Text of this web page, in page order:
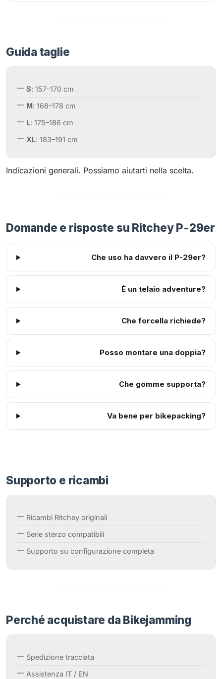
Guida taglie
S: 157–170 cm
M: 168–178 cm
L: 175–186 cm
XL: 183–191 cm
Indicazioni generali. Possiamo aiutarti nella scelta.
Domande e risposte su Ritchey P-29er
Che uso ha davvero il P-29er?
È un telaio adventure?
Che forcella richiede?
Posso montare una doppia?
Che gomme supporta?
Va bene per bikepacking?
Supporto e ricambi
Ricambi Ritchey originali
Serie sterzo compatibili
Supporto su configurazione completa
Perché acquistare da Bikejamming
Spedizione tracciata
Assistenza IT / EN